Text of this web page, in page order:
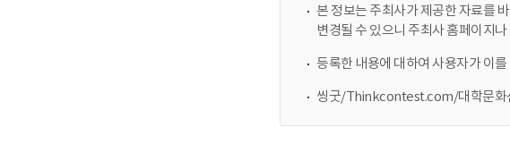
본 정보는 주최사가 제공한 자료를
변경될 수 있으니 주최사 홈페이지
등록한 내용에 대하여 사용자가 이
씽굿/Thinkcontest.com/대학문화